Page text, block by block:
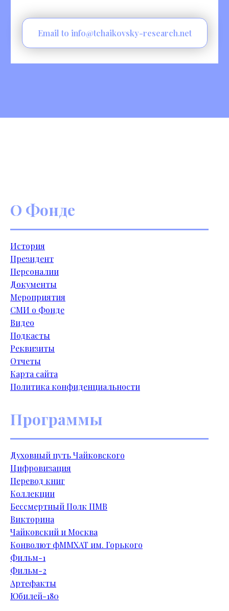
Email to info@tchaikovsky-research.net
О Фонде
История
Президент
Персоналии
Документы
Мероприятия
СМИ о Фонде
Видео
Подкасты
Реквизиты
Отчеты
Карта сайта
Политика конфиденциальности
Программы
Духовный путь Чайковского
Цифровизация
Перевод книг
Коллекции
Бессмертный Полк ПМВ
Викторина
Чайковский и Москва
Конволют фММХАТ им. Горького
Фильм-1
Фильм-2
Артефакты
Юбилей-180